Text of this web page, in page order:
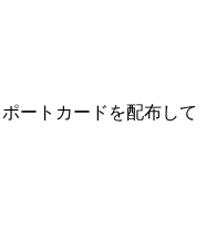
ートカードを配布して